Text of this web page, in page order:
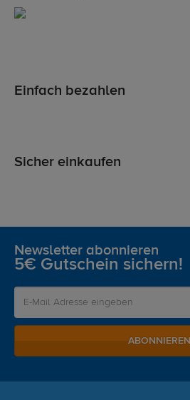
Einfach bezahlen
Sicher einkaufen
Newsletter abonnieren
5€ Gutschein sichern!
ABONNIEREN